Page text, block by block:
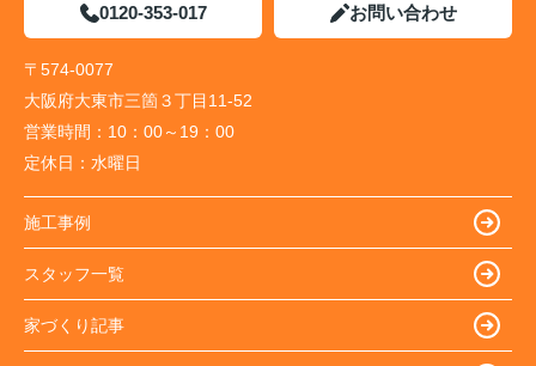
0120-353-017 お問い合わせ
〒574-0077
大阪府大東市三箇３丁目11-52
営業時間： 10：00～19：00
定休日： 水曜日
施工事例
スタッフ一覧
家づくり記事